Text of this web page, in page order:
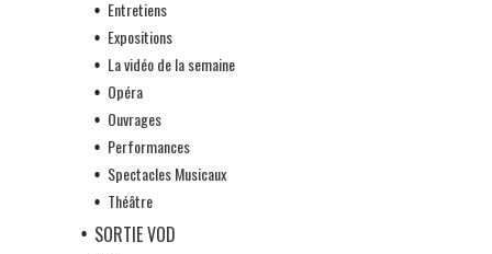
Entretiens
Expositions
La vidéo de la semaine
Opéra
Ouvrages
Performances
Spectacles Musicaux
Théâtre
SORTIE VOD